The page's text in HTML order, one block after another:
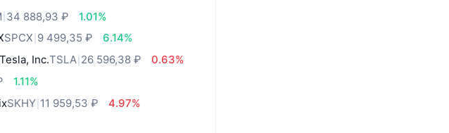
34 888,93 ₽
1.01%
SPCX 9 499,35 ₽
6.14%
Tesla, Inc.TSLA 26 596,38 ₽
0.63%
1.11%
SKHY 11 959,53 ₽
4.97%